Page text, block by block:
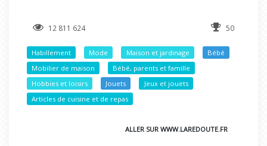
12 811 624 50
Habillement Mode Maison et jardinage
Bébé
Mobilier de maison
Bébé, parents et famille
Hobbies et loisirs
Jouets
Jeux et jouets
Articles de cuisine et de repas
ALLER SUR WWW.LAREDOUTE.FR